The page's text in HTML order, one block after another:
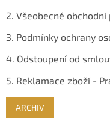
2. Všeobecné obchodní
3. Podmínky ochrany
4. Odstoupení od
5. Reklamace zboží -
ARCHIV